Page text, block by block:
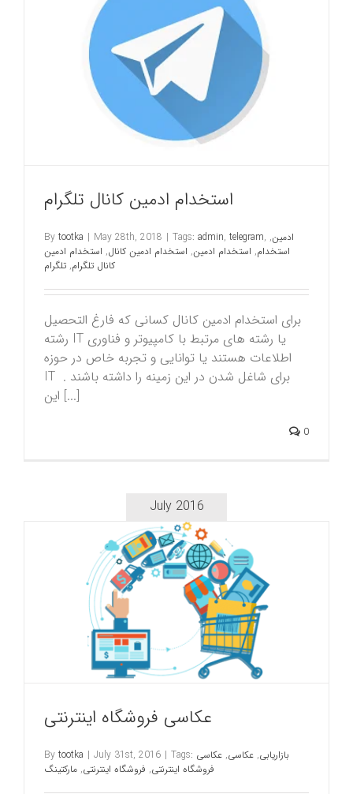
استخدام ادمین کانال تلگرام
By tootka | May 28th, 2018 | Tags: admin, telegram, ادمین,
استخدام, استخدام ادمین, استخدام ادمین کانال, استخدام ادمین
کانال تلگرام, تلگرام
برای استخدام ادمین کانال کسانی که فارغ التحصيل
رشته IT یا رشته های مرتبط با کامپیوتر و فناوری
اطلاعات هستند یا توانایی و تجربه خاص در حوزه
IT برای شاغل شدن در این زمینه را داشته باشند .
این [...]
0
July 2016
عکاسی فروشگاه اینترنتی
By tootka | July 31st, 2016 | Tags: بازاریابی, عکاسی, عکاسی
فروشگاه اینترنتی, فروشگاه اینترنتی, مارکتینگ